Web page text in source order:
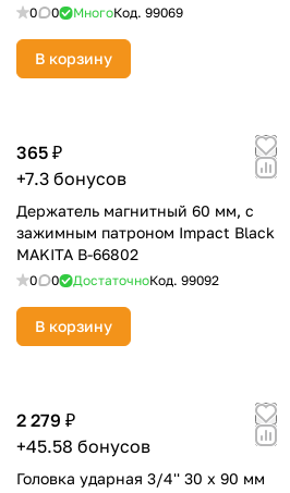
0 0 МногоКод. 99069
В корзину
365 ₽
+7.3 бонусов
Держатель магнитный 60 мм, с
зажимным патроном Impact Black
MAKITA B-66802
0 0 ДостаточноКод. 99092
В корзину
2 279 ₽
+45.58 бонусов
Головка ударная 3/4'' 30 х 90 мм